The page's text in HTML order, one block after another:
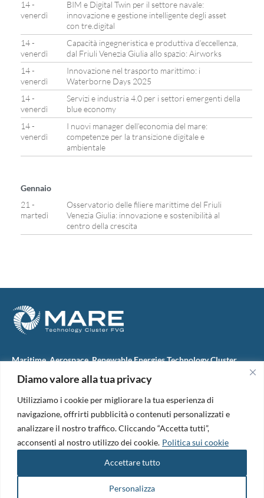
Diamo valore alla tua privacy
Utilizziamo i cookie per migliorare la tua esperienza di
navigazione, offrirti pubblicità o contenuti personalizzati e
analizzare il nostro traffico. Cliccando “Accetta tutti”,
acconsenti al nostro utilizzo dei cookie. Politica sui cookie
Personalizza
Accettare tutto
14 -
venerdì
BIM e Digital Twin per il settore navale:
innovazione e gestione intelligente degli asset
con tre.digital
14 -
venerdì
Capacità ingegneristica e produttiva d’eccellenza,
dal Friuli Venezia Giulia allo spazio: Airworks
14 -
venerdì
Innovazione nel trasporto marittimo: i
Waterborne Days 2025
14 -
venerdì
Servizi e industria 4.0 per i settori emergenti della
blue economy
14 -
venerdì
I nuovi manager dell’economia del mare:
competenze per la transizione digitale e
ambientale
Gennaio
21 -
martedì
Osservatorio delle filiere marittime del Friuli
Venezia Giulia: innovazione e sostenibilità al
centro della crescita
Maritime, Aerospace, Renewable Energies Technology Cluster
M.A.R.E. TC FVG S.c.ar.l.
34074 Monfalcone (Italy)
tel. +39 0481 723440
Codice Fiscale e Partita Iva: 01138620313
PEC:marefvg@legalmail.it
Codice univoco per i pagamenti: M5UXCR1
Copyright 2026. Design and development by
Informativa Privacy|Cookie Policy|Amm. Trasparente|Bandi &